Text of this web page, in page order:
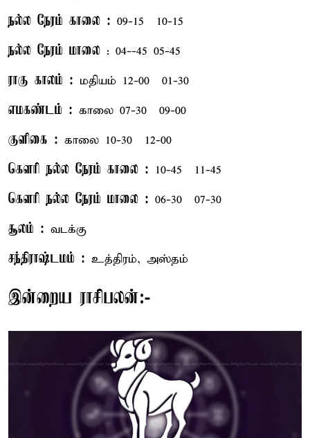
நல்ல நேரம் காலை : 09-15 – 10-15
நல்ல நேரம் மாலை : 04--45– 05-45
ராகு காலம் : மதியம் 12-00 – 01-30
எமகண்டம் : காலை 07-30 – 09-00
குளிகை : காலை 10-30 – 12-00
கௌரி நல்ல நேரம் காலை : 10-45 – 11-45
கௌரி நல்ல நேரம் மாலை : 06-30 – 07-30
சூலம் : வடக்கு
சந்திராஷ்டமம் : உத்திரம், அஸ்தம்
இன்றைய ராசிபலன்:-